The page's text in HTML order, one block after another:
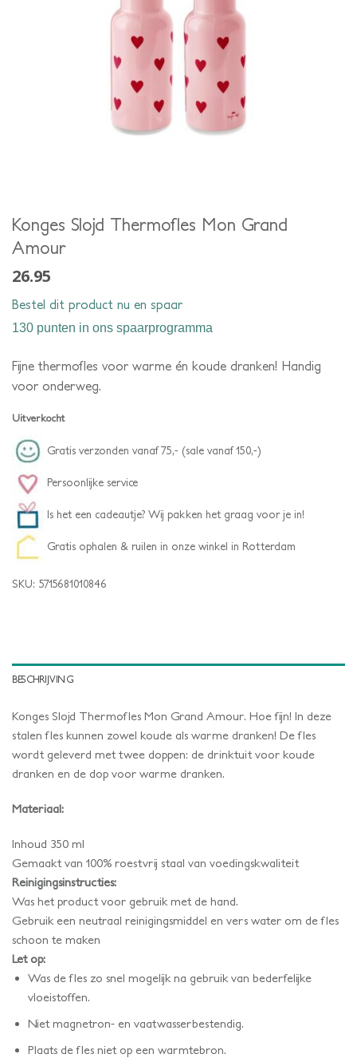
Konges Slojd Thermofles Mon Grand
Amour
26.95
Bestel dit product nu en spaar
130 punten in ons spaarprogramma
Fijne thermofles voor warme én koude dranken! Handig
voor onderweg.
Uitverkocht
Gratis verzonden vanaf 75,- (sale vanaf 150,-)
Persoonlijke service
Is het een cadeautje? Wij pakken het graag voor je in!
Gratis ophalen & ruilen in onze winkel in Rotterdam
SKU: 5715681010846
BESCHRIJVING
Konges Slojd Thermofles Mon Grand Amour. Hoe fijn! In deze
stalen fles kunnen zowel koude als warme dranken! De fles
wordt geleverd met twee doppen: de drinktuit voor koude
dranken en de dop voor warme dranken.
Materiaal:
Inhoud 350 ml
Gemaakt van 100% roestvrij staal van voedingskwaliteit
Reinigingsinstructies:
Was het product voor gebruik met de hand.
Gebruik een neutraal reinigingsmiddel en vers water om de fles
schoon te maken
Let op:
Was de fles zo snel mogelijk na gebruik van bederfelijke
vloeistoffen.
Niet magnetron- en vaatwasserbestendig.
Plaats de fles niet op een warmtebron.